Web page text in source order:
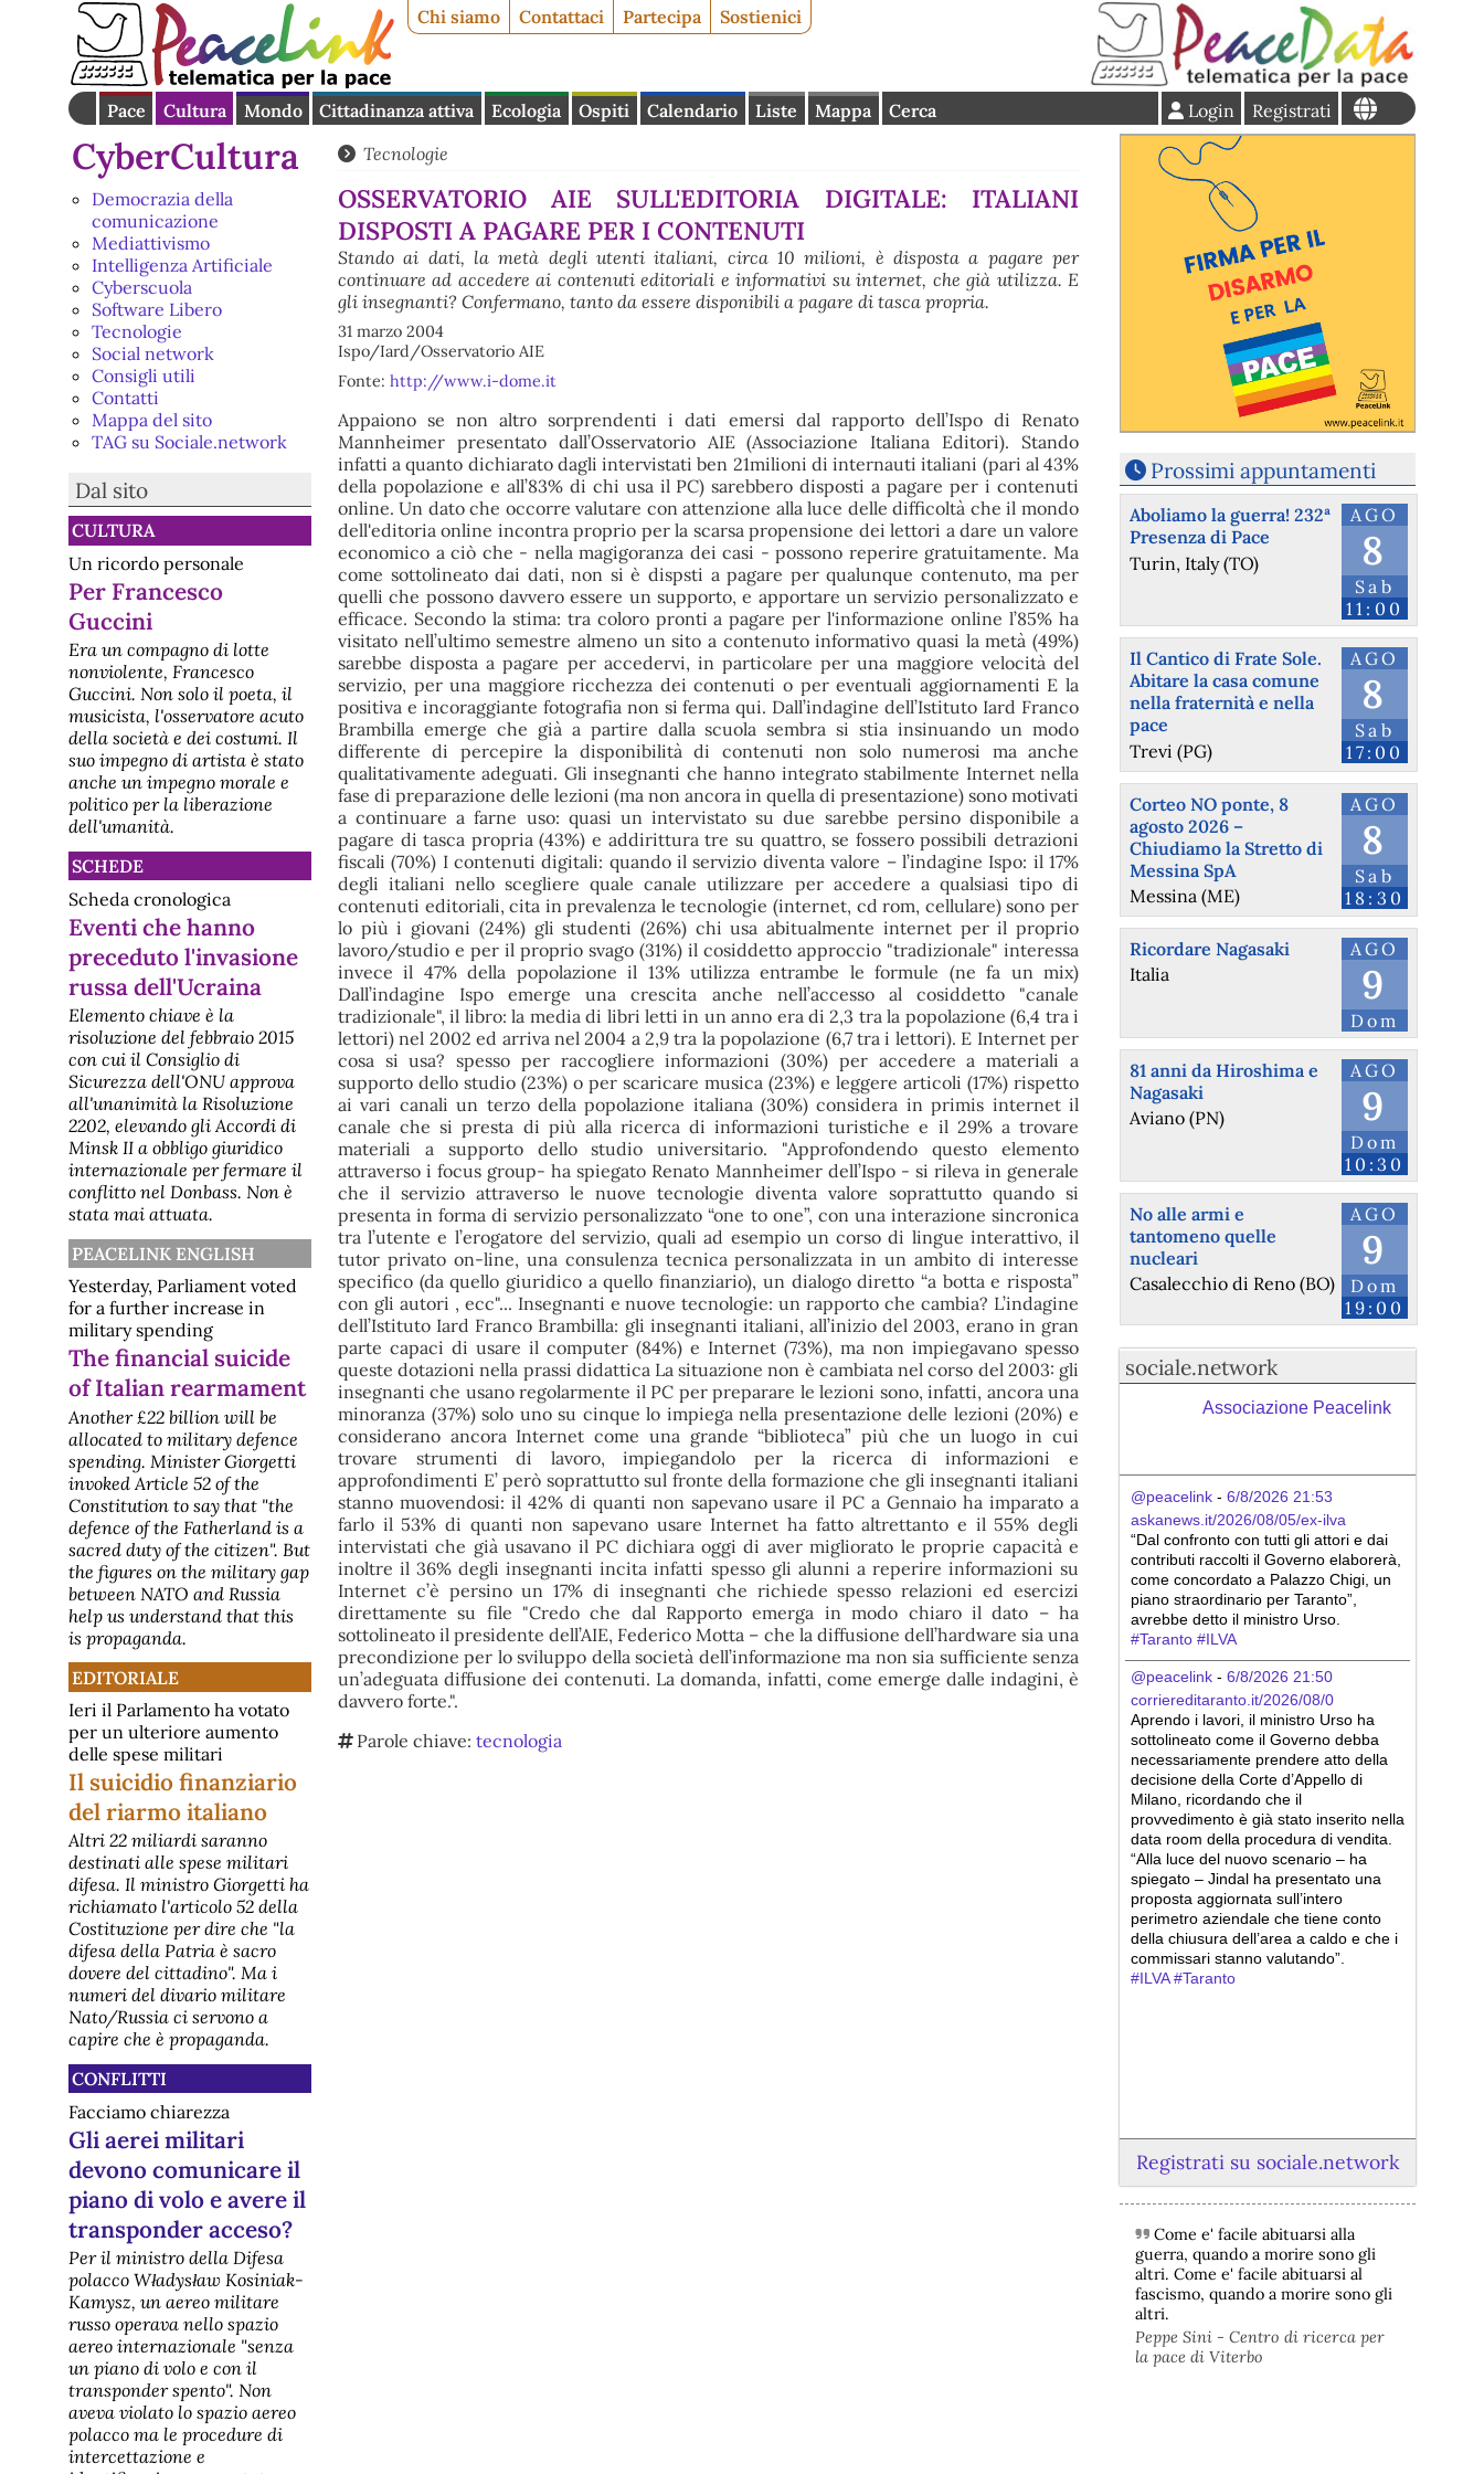
Chi siamo Contattaci Partecipa Sostienici
Pace Cultura Mondo Cittadinanza attiva Ecologia Ospiti Calendario Liste Mappa Cerca Registrati
Login
CyberCultura
Democrazia della
comunicazione
Mediattivismo
Intelligenza Artificiale
Cyberscuola
Software Libero
Tecnologie
Social network
Consigli utili
Contatti
Mappa del sito
TAG su Sociale.network
Dal sito
CULTURA
Un ricordo personale
Per Francesco
Guccini
Era un compagno di lotte
nonviolente, Francesco
Guccini. Non solo il poeta, il
musicista, l'osservatore acuto
della società e dei costumi. Il
suo impegno di artista è stato
anche un impegno morale e
politico per la liberazione
dell'umanità.
SCHEDE
Scheda cronologica
Eventi che hanno
preceduto l'invasione
russa dell'Ucraina
Elemento chiave è la
risoluzione del febbraio 2015
con cui il Consiglio di
Sicurezza dell'ONU approva
all'unanimità la Risoluzione
2202, elevando gli Accordi di
Minsk II a obbligo giuridico
internazionale per fermare il
conflitto nel Donbass. Non è
stata mai attuata.
PEACELINK ENGLISH
Yesterday, Parliament voted
for a further increase in
military spending
The financial suicide
of Italian rearmament
Another £22 billion will be
allocated to military defence
spending. Minister Giorgetti
invoked Article 52 of the
Constitution to say that "the
defence of the Fatherland is a
sacred duty of the citizen". But
the figures on the military gap
between NATO and Russia
help us understand that this
is propaganda.
EDITORIALE
Ieri il Parlamento ha votato
per un ulteriore aumento
delle spese militari
Il suicidio finanziario
del riarmo italiano
Altri 22 miliardi saranno
destinati alle spese militari
difesa. Il ministro Giorgetti ha
richiamato l'articolo 52 della
Costituzione per dire che "la
difesa della Patria è sacro
dovere del cittadino". Ma i
numeri del divario militare
Nato/Russia ci servono a
capire che è propaganda.
CONFLITTI
Facciamo chiarezza
Gli aerei militari
devono comunicare il
piano di volo e avere il
transponder acceso?
Per il ministro della Difesa
polacco Władysław Kosiniak-
Kamysz, un aereo militare
russo operava nello spazio
aereo internazionale "senza
un piano di volo e con il
transponder spento". Non
aveva violato lo spazio aereo
polacco ma le procedure di
intercettazione e
Tecnologie
OSSERVATORIO AIE SULL'EDITORIA DIGITALE: ITALIANI
DISPOSTI A PAGARE PER I CONTENUTI
Stando ai dati, la metà degli utenti italiani, circa 10 milioni, è disposta a pagare per
continuare ad accedere ai contenuti editoriali e informativi su internet, che già utilizza. E
gli insegnanti? Confermano, tanto da essere disponibili a pagare di tasca propria.
31 marzo 2004
Ispo/Iard/Osservatorio AIE
Fonte: http://www.i-dome.it
Appaiono se non altro sorprendenti i dati emersi dal rapporto dell’Ispo di Renato
Mannheimer presentato dall’Osservatorio AIE (Associazione Italiana Editori). Stando
infatti a quanto dichiarato dagli intervistati ben 21milioni di internauti italiani (pari al 43%
della popolazione e all’83% di chi usa il PC) sarebbero disposti a pagare per i contenuti
online. Un dato che occorre valutare con attenzione alla luce delle difficoltà che il mondo
dell'editoria online incontra proprio per la scarsa propensione dei lettori a dare un valore
economico a ciò che - nella magigoranza dei casi - possono reperire gratuitamente. Ma
come sottolineato dai dati, non si è dispsti a pagare per qualunque contenuto, ma per
quelli che possono davvero essere un supporto, e apportare un servizio personalizzato e
efficace. Secondo la stima: tra coloro pronti a pagare per l'informazione online l’85% ha
visitato nell’ultimo semestre almeno un sito a contenuto informativo quasi la metà (49%)
sarebbe disposta a pagare per accedervi, in particolare per una maggiore velocità del
servizio, per una maggiore ricchezza dei contenuti o per eventuali aggiornamenti E la
positiva e incoraggiante fotografia non si ferma qui. Dall’indagine dell’Istituto Iard Franco
Brambilla emerge che già a partire dalla scuola sembra si stia insinuando un modo
differente di percepire la disponibilità di contenuti non solo numerosi ma anche
qualitativamente adeguati. Gli insegnanti che hanno integrato stabilmente Internet nella
fase di preparazione delle lezioni (ma non ancora in quella di presentazione) sono motivati
a continuare a farne uso: quasi un intervistato su due sarebbe persino disponibile a
pagare di tasca propria (43%) e addirittura tre su quattro, se fossero possibili detrazioni
fiscali (70%) I contenuti digitali: quando il servizio diventa valore – l’indagine Ispo: il 17%
degli italiani nello scegliere quale canale utilizzare per accedere a qualsiasi tipo di
contenuti editoriali, cita in prevalenza le tecnologie (internet, cd rom, cellulare) sono per
lo più i giovani (24%) gli studenti (26%) chi usa abitualmente internet per il proprio
lavoro/studio e per il proprio svago (31%) il cosiddetto approccio "tradizionale" interessa
invece il 47% della popolazione il 13% utilizza entrambe le formule (ne fa un mix)
Dall’indagine Ispo emerge una crescita anche nell’accesso al cosiddetto "canale
tradizionale", il libro: la media di libri letti in un anno era di 2,3 tra la popolazione (6,4 tra i
lettori) nel 2002 ed arriva nel 2004 a 2,9 tra la popolazione (6,7 tra i lettori). E Internet per
cosa si usa? spesso per raccogliere informazioni (30%) per accedere a materiali a
supporto dello studio (23%) o per scaricare musica (23%) e leggere articoli (17%) rispetto
ai vari canali un terzo della popolazione italiana (30%) considera in primis internet il
canale che si presta di più alla ricerca di informazioni turistiche e il 29% a trovare
materiali a supporto dello studio universitario. "Approfondendo questo elemento
attraverso i focus group- ha spiegato Renato Mannheimer dell’Ispo - si rileva in generale
che il servizio attraverso le nuove tecnologie diventa valore soprattutto quando si
presenta in forma di servizio personalizzato “one to one”, con una interazione sincronica
tra l’utente e l’erogatore del servizio, quali ad esempio un corso di lingue interattivo, il
tutor privato on-line, una consulenza tecnica personalizzata in un ambito di interesse
specifico (da quello giuridico a quello finanziario), un dialogo diretto “a botta e risposta”
con gli autori , ecc"... Insegnanti e nuove tecnologie: un rapporto che cambia? L’indagine
dell’Istituto Iard Franco Brambilla: gli insegnanti italiani, all’inizio del 2003, erano in gran
parte capaci di usare il computer (84%) e Internet (73%), ma non impiegavano spesso
queste dotazioni nella prassi didattica La situazione non è cambiata nel corso del 2003: gli
insegnanti che usano regolarmente il PC per preparare le lezioni sono, infatti, ancora una
minoranza (37%) solo uno su cinque lo impiega nella presentazione delle lezioni (20%) e
considerano ancora Internet come una grande “biblioteca” più che un luogo in cui
trovare strumenti di lavoro, impiegandolo per la ricerca di informazioni e
approfondimenti E’ però soprattutto sul fronte della formazione che gli insegnanti italiani
stanno muovendosi: il 42% di quanti non sapevano usare il PC a Gennaio ha imparato a
farlo il 53% di quanti non sapevano usare Internet ha fatto altrettanto e il 55% degli
intervistati che già usavano il PC dichiara oggi di aver migliorato le proprie capacità e
inoltre il 36% degli insegnanti incita infatti spesso gli alunni a reperire informazioni su
Internet c’è persino un 17% di insegnanti che richiede spesso relazioni ed esercizi
direttamente su file "Credo che dal Rapporto emerga in modo chiaro il dato – ha
sottolineato il presidente dell’AIE, Federico Motta – che la diffusione dell’hardware sia una
precondizione per lo sviluppo della società dell’informazione ma non sia sufficiente senza
un’adeguata diffusione dei contenuti. La domanda, infatti, come emerge dalle indagini, è
davvero forte.".
Parole chiave:tecnologia
Prossimi appuntamenti
AGO
8
Sab
11:00
Aboliamo la guerra! 232ª
Presenza di Pace
Turin, Italy (TO)
AGO
8
Sab
17:00
Il Cantico di Frate Sole.
Abitare la casa comune
nella fraternità e nella
pace
Trevi (PG)
AGO
8
Sab
18:30
Corteo NO ponte, 8
agosto 2026 –
Chiudiamo la Stretto di
Messina SpA
Messina (ME)
AGO
9
Dom
Ricordare Nagasaki
Italia
AGO
9
Dom
10:30
81 anni da Hiroshima e
Nagasaki
Aviano (PN)
AGO
9
Dom
19:00
No alle armi e
tantomeno quelle
nucleari
Casalecchio di Reno (BO)
sociale.network
Associazione Peacelink
@peacelink - 6/8/2026 21:53
askanews.it/2026/08/05/ex-ilva
“Dal confronto con tutti gli attori e dai
contributi raccolti il Governo elaborerà,
come concordato a Palazzo Chigi, un
piano straordinario per Taranto”,
avrebbe detto il ministro Urso.
#Taranto #ILVA
@peacelink - 6/8/2026 21:50
corriereditaranto.it/2026/08/0
Aprendo i lavori, il ministro Urso ha
sottolineato come il Governo debba
necessariamente prendere atto della
decisione della Corte d’Appello di
Milano, ricordando che il
provvedimento è già stato inserito nella
data room della procedura di vendita.
“Alla luce del nuovo scenario – ha
spiegato – Jindal ha presentato una
proposta aggiornata sull’intero
perimetro aziendale che tiene conto
della chiusura dell’area a caldo e che i
commissari stanno valutando”.
#ILVA #Taranto
@peacelink - 6/8/2026 21:45
borsaitaliana.it/borsa/notizie
Si sta ragionando su un piano B per
Taranto dopo la chiusura dell’area a
caldo dell’ILVA?
#ILVA # Taranto
Registrati su sociale.network
Come e' facile abituarsi alla
guerra, quando a morire sono gli
altri. Come e' facile abituarsi al
fascismo, quando a morire sono gli
altri.
Peppe Sini - Centro di ricerca per
la pace di Viterbo